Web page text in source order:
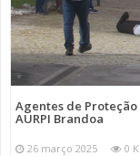
Agentes de Proteção
AURPI Brandoa
26 março 2025 0 K